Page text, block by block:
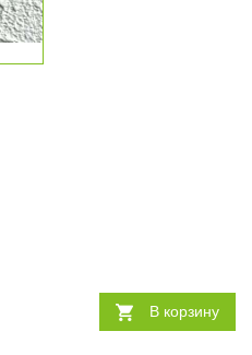
В корзину